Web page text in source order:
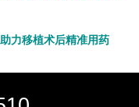
力移植术后精准用药